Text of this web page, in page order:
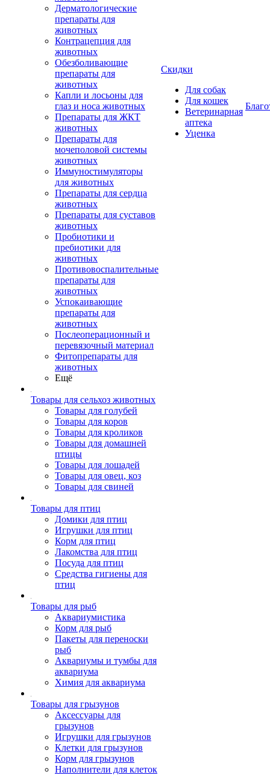
Дерматологические
препараты для
животных
Контрацепция для
животных
Обезболивающие
препараты для
животных
Капли и лосьоны для
глаз и носа животных
Препараты для ЖКТ
животных
Препараты для
мочеполовой системы
животных
Иммуностимуляторы
для животных
Препараты для сердца
животных
Препараты для суставов
животных
Пробиотики и
пребиотики для
животных
Противовоспалительные
препараты для
животных
Успокаивающие
препараты для
животных
Послеоперационный и
перевязочный материал
Фитопрепараты для
животных
Ещё
Товары для сельхоз животных
Товары для голубей
Товары для коров
Товары для кроликов
Товары для домашней
птицы
Товары для лошадей
Товары для овец, коз
Товары для свиней
Товары для птиц
Домики для птиц
Игрушки для птиц
Корм для птиц
Лакомства для птиц
Посуда для птиц
Средства гигиены для
птиц
Товары для рыб
Аквариумистика
Корм для рыб
Пакеты для переноски
рыб
Аквариумы и тумбы для
аквариума
Химия для аквариума
Товары для грызунов
Аксессуары для
грызунов
Игрушки для грызунов
Клетки для грызунов
Корм для грызунов
Наполнители для клеток
Скидки
Для собак
Для кошек
Ветеринарная
аптека
Уценка